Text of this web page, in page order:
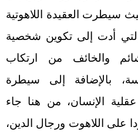
سيطرت العقيدة اللاهوتية
أدت إلى تكوين شخصية
والخائف من ارتكاب
بالإضافة إلى سيطرة
الإنسان، من هنا جاء
على اللاهوت ورجال الدين،